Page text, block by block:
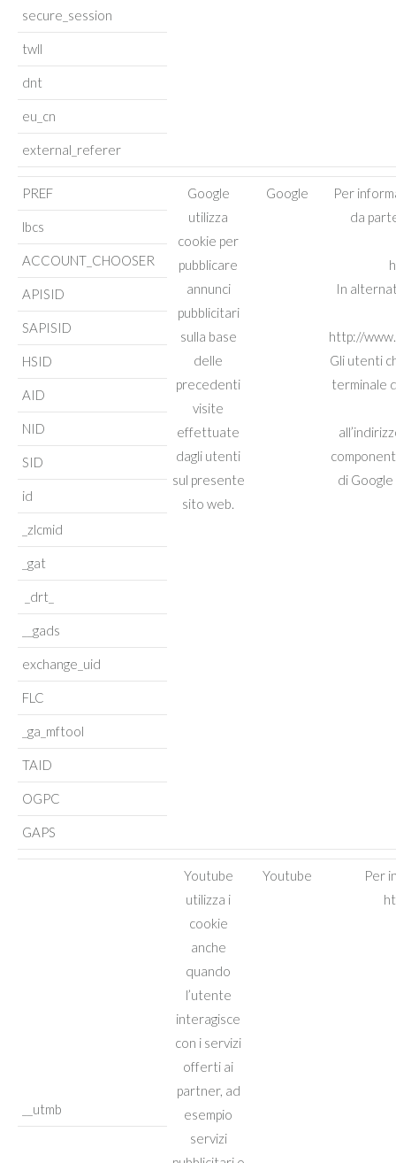
secure_session
twll
dnt
eu_cn
external_referer
PREF
Google
utilizza
cookie per
pubblicare
annunci
pubblicitari
sulla base
delle
precedenti
visite
effettuate
dagli utenti
sul presente
sito web.
Google
Per
da
In
http://
Gli utenti
terminale
di
lbcs
ACCOUNT_CHOOSER
APISID
SAPISID
HSID
AID
NID
SID
id
_zlcmid
_gat
_drt_
__gads
exchange_uid
FLC
_ga_mftool
TAID
OGPC
GAPS
__utmb
Youtube
utilizza i
cookie
anche
quando
l’utente
interagisce
con i servizi
offerti ai
partner, ad
esempio
servizi
Youtube
Per